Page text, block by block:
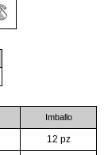
Imballo
12 pz